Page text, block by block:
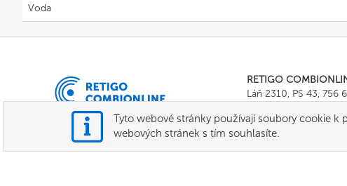
Voda
RETIGO
Láň 2310, PS 43, 756
E-mail:
Tyto webové stránky používají soubory cookie k
webových stránek s tím souhlasíte.